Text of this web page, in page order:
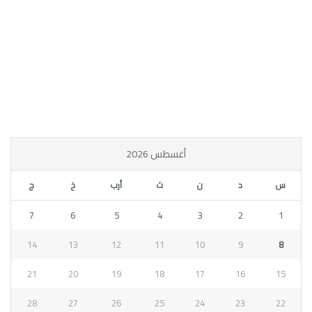
أغسطس 2026
س د ن ث أرب خ ج
1
2
3
4
5
6
7
8
9
10
11
12
13
14
15
16
17
18
19
20
21
22
23
24
25
26
27
28